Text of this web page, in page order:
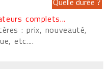
complets...
: prix, nouveauté,
etc....